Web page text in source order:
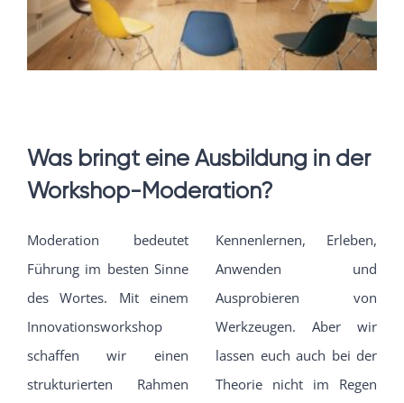
Was bringt eine Ausbildung in der
Workshop-Moderation?
Moderation bedeutet
Führung im besten Sinne
des Wortes. Mit einem
Innovationsworkshop
schaffen wir einen
strukturierten Rahmen
Kennenlernen, Erleben,
Anwenden und
Ausprobieren von
Werkzeugen. Aber wir
lassen euch auch bei der
Theorie nicht im Regen